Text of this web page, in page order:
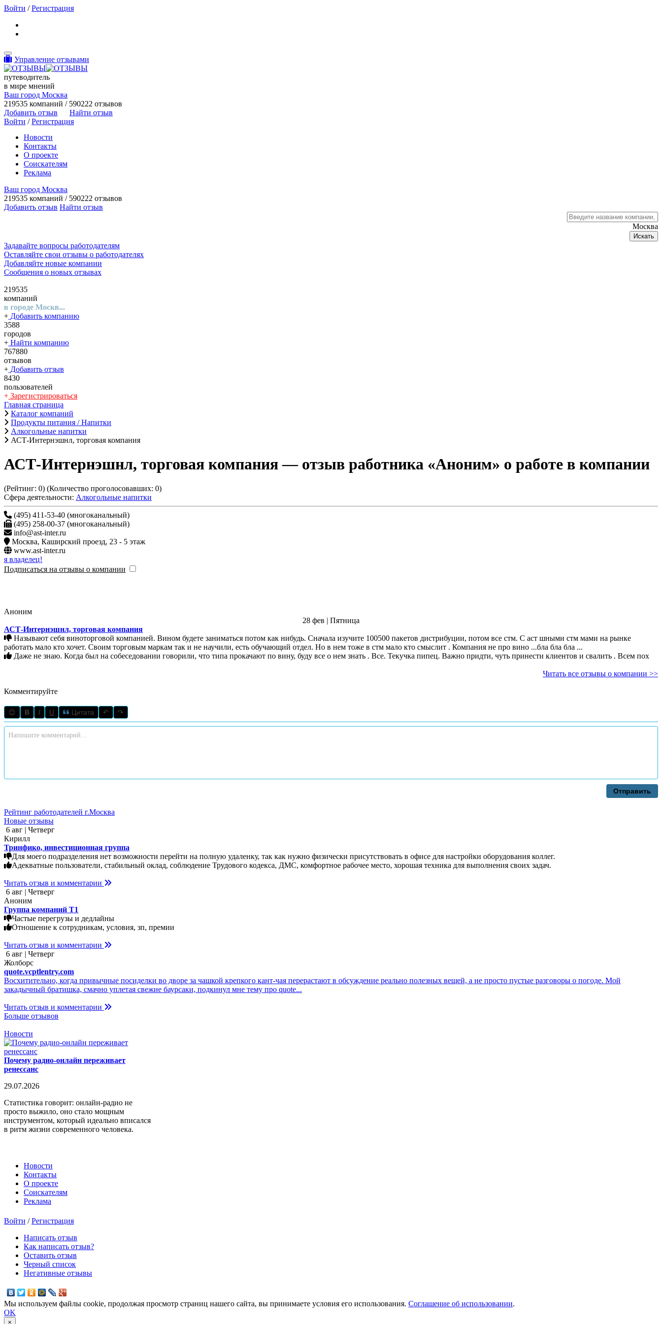
Войти /Регистрация
Toggle navigation
Управление отзывами
путеводитель
в мире мнений
Ваш город Москва
219535 компаний / 590222 отзывов
Добавить отзыв
Найти отзыв
Войти /Регистрация
Новости
Контакты
О проекте
Соискателям
Реклама
Ваш город Москва
219535 компаний / 590222 отзывов
Добавить отзыв Найти отзыв
Москва
Искать
Задавайте вопросы работодателям
Оставляйте свои отзывы о работодателях
Добавляйте новые компании
Сообщения о новых отзывах
219535
компаний
в городе Москв...
+ Добавить компанию
3588
городов
+ Найти компанию
767880
отзывов
+ Добавить отзыв
8430
пользователей
+ Зарегистрироваться
Главная страница
Каталог компаний
Продукты питания / Напитки
Алкогольные напитки
АСТ-Интернэшнл, торговая компания
АСТ-Интернэшнл, торговая компания— отзыв работника «Аноним» о работе в компании
(Рейтинг: 0) (Количество проголосовавших: 0)
Сфера деятельности: Алкогольные напитки
(495) 411-53-40 (многоканальный)
(495) 258-00-37 (многоканальный)
info@ast-inter.ru
Москва, Каширский проезд, 23 - 5 этаж
www.ast-inter.ru
я владелец!
Подписаться на отзывы о компании
Аноним
28 фев | Пятница
АСТ-Интернэшнл, торговая компания
работать мало кто хочет. Своим торговым маркам так и не научили, есть обучающий отдел. Но в нем тоже в стм мало кто смыслит . Компания не про вино ...бла бла бла ...
Даже не знаю. Когда был на собеседовании говорили, что типа прокачают по вину, буду все о нем знать . Все. Текучка пипец. Важно придти, чуть принести клиентов и свалить . Всем пох
Читать все отзывы о компании >>
Комментируйте
😊 B I U Цитата ↶ ↷
Отправить
Рейтинг работодателей г.Москва
Новые отзывы
6 авг | Четверг
Кирилл
Тринфико, инвестиционная группа
Для моего подразделения нет возможности перейти на полную удаленку, так как нужно физически присутствовать в офисе для настройки оборудования коллег.
Адекватные пользователи, стабильный оклад, соблюдение Трудового кодекса, ДМС, комфортное рабочее место, хорошая техника для выполнения своих задач.
Читать отзыв и комментарии
6 авг | Четверг
Аноним
Группа компаний Т1
Частые перегрузы и дедлайны
Отношение к сотрудникам, условия, зп, премии
Читать отзыв и комментарии
6 авг | Четверг
Жолборс
quote.vcptlentry.com
Восхитительно, когда привычные посиделки во дворе за чашкой крепкого кант-чая перерастают в обсуждение реально полезных вещей, а не просто пустые разговоры о погоде. Мой
закадычный братишка, смачно уплетая свежие баурсаки, подкинул мне тему про quote...
Читать отзыв и комментарии
Больше отзывов
Новости
Почему радио-онлайн переживает
ренессанс
29.07.2026
Статистика говорит: онлайн-радио не
просто выжило, оно стало мощным
инструментом, который идеально вписался
в ритм жизни современного человека.
Новости
Контакты
О проекте
Соискателям
Реклама
Войти /Регистрация
Написать отзыв
Как написать отзыв?
Оставить отзыв
Черный список
Негативные отзывы
Мы используем файлы cookie, продолжая просмотр страниц нашего сайта, вы принимаете условия его использования. Соглашение об использовании.
OK
×